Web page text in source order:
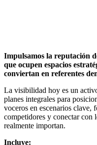
Impulsamos la reputación
que ocupen espacios
conviertan en referentes
La visibilidad hoy es un
planes integrales para
voceros en escenarios clave,
competidores y conectar con
realmente importan.
Incluye: